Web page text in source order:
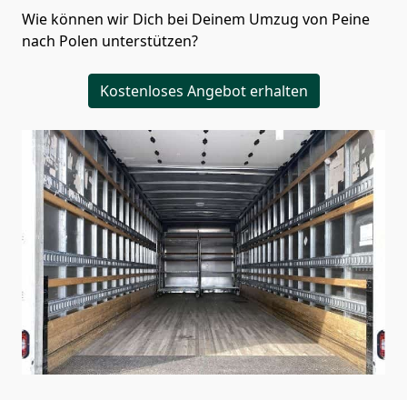
Wie können wir Dich bei Deinem Umzug von Peine
nach Polen unterstützen?
Kostenloses Angebot erhalten